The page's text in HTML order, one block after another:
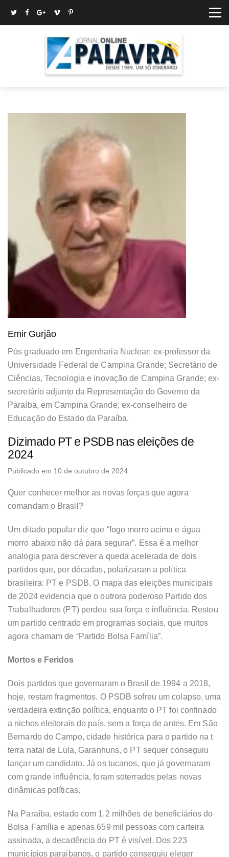
Emir Gurjão
Pós graduado em Engenharia Nuclear; ex-professor da
Universidade Federal de Campina Grande; Secretário de
Ciências, Tecnologia e inovação de Campina Grande; ex-
secretário adjunto da Representação do Governo da
Paraíba, em Campina Grande; ex-conselheiro de
Educação do Estado da Paraíba.
Dizimado PT e PSDB nas eleições de
2024
Publicado em 10 de outubro de 2024
Quer conhecer melhor as novas forças que agora
comandam o Brasil?
Um ditado popular diz que “fogo morro acima e água
morro abaixo não dá para segurar”. Essa é a melhor
analogia para descrever a queda acelerada de dois
partidos que, por décadas, polarizaram a política
brasileira: PT e PSDB. O mapa das eleições municipais
de 2024 evidencia que o outrora poderoso Partido dos
Trabalhadores (PT) perdeu sua força e influência. Restou
um partido centrado em programas sociais, que muitos
agora chamam de “Partido Bolsa Família”.
Mortos e Feridos
Dois partidos que governaram o Brasil de 1994 a 2018,
hoje, restam fragmentos. O PSDB sofreu um colapso, uma
verdadeira extinção política, enquanto o PT foi confinado
a nichos eleitorais do país, sem a força de antes. Em São
Bernardo do Campo, cidade histórica para o partido na t
terra natal de Lula, Garanhuns, o PT sequer conseguiu
lançar um candidato. Já os tucanos, que já governaram
com grande influência, foram soterrados pelas novas
dinâmicas políticas.
Na Paraíba, estado com 1,2 milhões de beneficiários do
Bolsa Família e apenas 659 mil pessoas com carteira
assinada, a decadência do PT é visível. Dos 223
municípios paraibanos, o partido conseguiu eleger